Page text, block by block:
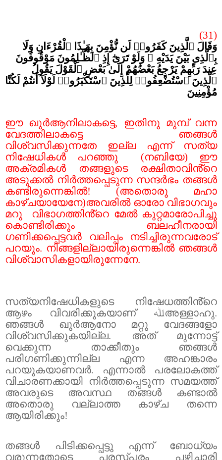
(31)
وَقَالَ ٱلَّذِينَ كَفَرُوا۟ لَن نُّؤْمِنَ بِهَـٰذَا ٱلْقُرْءَانِ وَلَا
بِٱلَّذِى بَيْنَ يَدَيْهِ ۗ وَلَوْ تَرَىٰٓ إِذِ ٱلظَّـٰلِمُونَ مَوْقُوفُونَ
عِندَ رَبِّهِمْ يَرْجِعُ بَعْضُهُمْ إِلَىٰ بَعْضٍ ٱلْقَوْلَ يَقُولُ
ٱلَّذِينَ ٱسْتُضْعِفُوا۟ لِلَّذِينَ ٱسْتَكْبَرُوا۟ لَوْلَآ أَنتُمْ لَكُنَّا
مُؤْمِنِينَ
ഈ ഖുർആനിലാകട്ടെ, ഇതിനു മുമ്പ് വന്ന
വേദത്തിലാകട്ടെ ഞങ്ങൾ
വിശ്വസിക്കുന്നതേ ഇല്ല എന്ന് സത്യ
നിഷേധികൾ പറഞ്ഞു
(നബിയേ) ഈ
അക്രമികൾ തങ്ങളുടെ രക്ഷിതാവിൻ്റെ
അടുക്കൽ നിർത്തപ്പെടുന്ന സന്ദർഭം തങ്ങൾ
കണ്ടിരുന്നെങ്കിൽ! (അതൊരു മഹാ
കാഴ്ചയായേനേ)അവരിൽ ഓരോ വിഭാഗവും
മറു
വിഭാഗത്തിൻ്റെ മേൽ കുറ്റമാരോപിച്ചു
കൊണ്ടിരിക്കും ബലഹീനരായി
ഗണിക്കപ്പെട്ടവർ വലിപ്പം നടിച്ചിരുന്നവരോട്
പറയും. നിങ്ങളില്ലായിരുന്നെങ്കിൽ ഞങ്ങൾ
വിശ്വാസികളായിരുന്നേനേ.
സത്യനിഷേധികളുടെ നിഷേധത്തിൻ്റെ
ആഴം വിവരിക്കുകയാണ് ﷲഅള്ളാഹു.
ഞങ്ങൾ ഖുർആനോ മറ്റു വേദങ്ങളോ
വിശ്വസിക്കുകയില്ല. അത് മുന്നോട്ട്
വെക്കുന്ന താക്കീതും ഞങ്ങൾ
പരിഗണിക്കുന്നില്ല എന്ന അഹങ്കാരം
പറയുകയാണവർ. എന്നാൽ പരലോകത്ത്
വിചാരണക്കായി നിർത്തപ്പെടുന്ന സമയത്ത്
അവരുടെ അവസ്ഥ തങ്ങൾ കണ്ടാൽ
അതൊരു വല്ലാത്ത കാഴ്ച തന്നെ
ആയിരിക്കും!
തങ്ങൾ പിടിക്കപ്പെട്ടു എന്ന് ബോധ്യം
വരുന്നതോടെ പരസ്പരം പഴിചാരി